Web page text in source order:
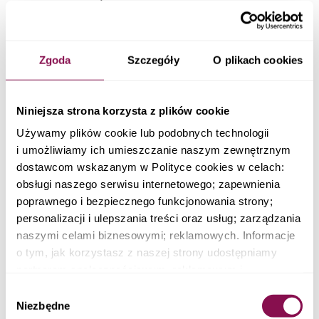
Zgoda Szczegóły O plikach cookies
Niniejsza strona korzysta z plików cookie
Używamy plików cookie lub podobnych technologii
i umożliwiamy ich umieszczanie naszym zewnętrznym
dostawcom wskazanym w Polityce cookies w celach:
obsługi naszego serwisu internetowego; zapewnienia
poprawnego i bezpiecznego funkcjonowania strony;
personalizacji i ulepszania treści oraz usług; zarządzania
naszymi celami biznesowymi; reklamowych. Informacje
o tym, jak korzystasz z naszej strony udostępniamy
informacje z innymi danymi otrzymanymi od Ciebie lub
zgody
Niezbędne
/ dzień
od 62 zł
Wegetariańska
od 68 zł/ dzień
Sport
/ dzień
Ketogeniczna
od 80 zł
/ dzień
Niski Indeks Glikemiczny